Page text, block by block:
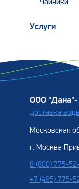
Чайники
Услуги
ООО "Дана"-
доставка
Московская
г. Москва
8 (800) 775-
+7 (495) 775-